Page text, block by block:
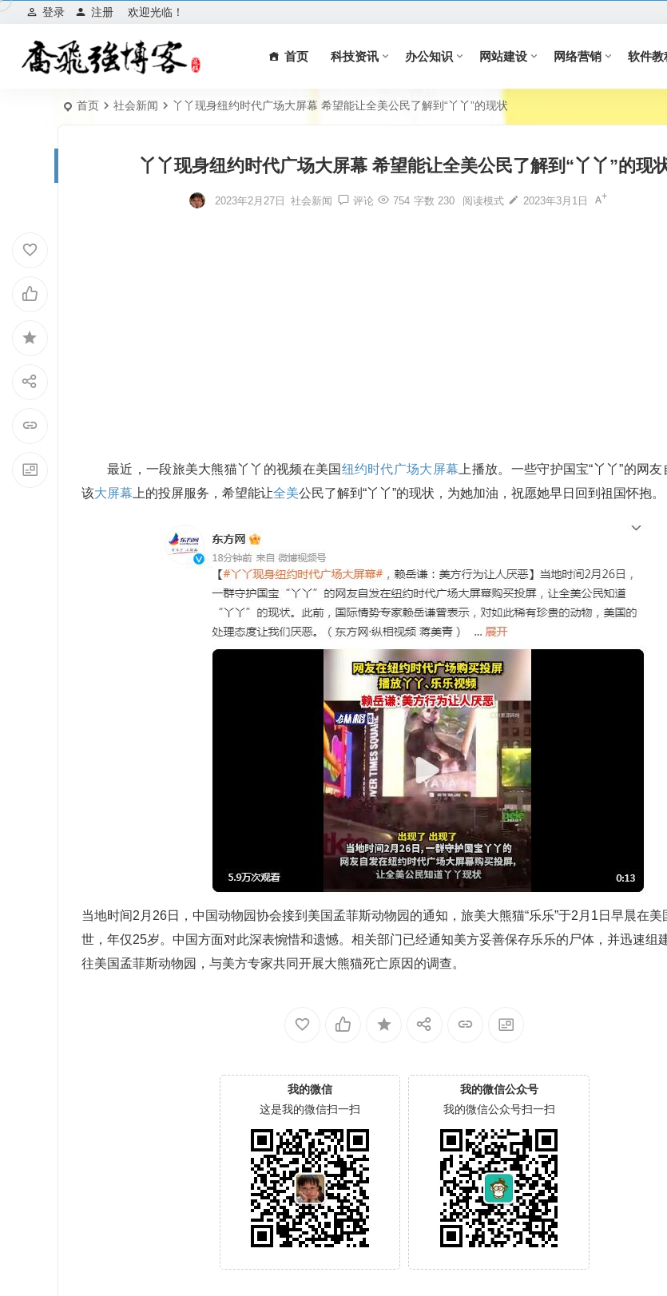
欢迎光临！
登录 注册
首页 科技资讯 办公知识 网站建设 网络营销 软件教
首页 社会新闻 丫丫现身纽约时代广场大屏幕 希望能让全美公民了解到“丫丫”的现状
丫丫现身纽约时代广场大屏幕 希望能让全美公民了解到“丫丫”的现
2023年2月27日 社会新闻 评论 754 字数 230 阅读模式 2023年3月1日
最近，一段旅美大熊猫丫丫的视频在美国 纽约时代广场大屏幕 上播放。一些守护国宝“丫丫”的网
该大屏幕 上的投屏服务，希望能让全美公民了解到“丫丫”的现状，为她加油，祝愿她早日回到祖国怀抱。
当地时间2月26日，中国动物园协会接到美国孟菲斯动物园的通知，旅美大熊猫“乐乐”于2月1日早晨在美
世，年仅25岁。中国方面对此深表惋惜和遗憾。相关部门已经通知美方妥善保存乐乐的尸体，并迅速组
往美国孟菲斯动物园，与美方专家共同开展大熊猫死亡原因的调查。
我的微信
这是我的微信扫一扫
我的微信公众号
我的微信公众号扫一扫